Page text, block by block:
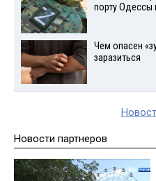
порту Одессы
Чем опасен
заразиться
Новости партнеров